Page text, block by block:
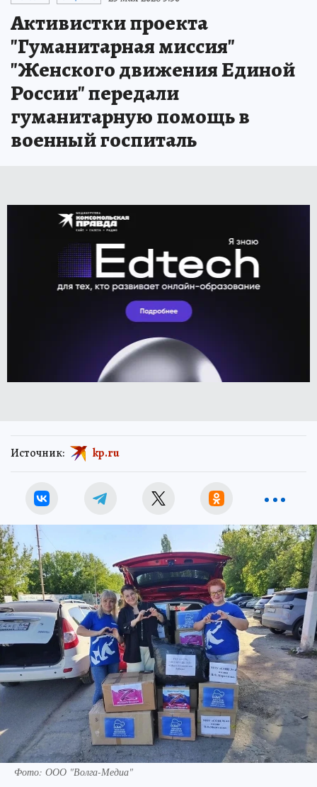
Активистки проекта
"Гуманитарная миссия"
"Женского движения Единой
России" передали
гуманитарную помощь в
военный госпиталь
Источник: kp.ru
Фото: ООО "Волга-Медиа"